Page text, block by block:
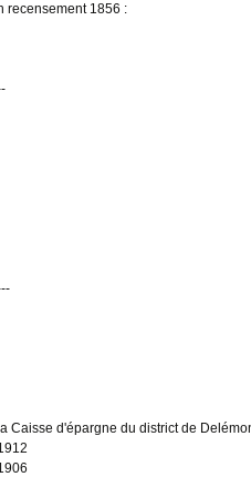
recensement 1856 :
Caisse d'épargne du district de